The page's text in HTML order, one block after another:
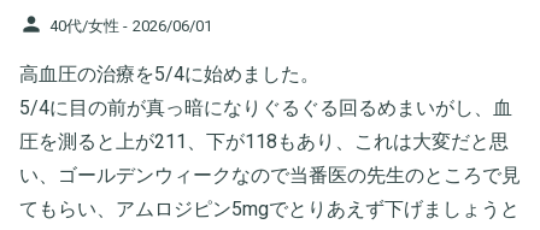
person 40代/女性 - 2026/06/01
高血圧の治療を5/4に始めました。
5/4に目の前が真っ暗になりぐるぐる回るめまいがし、血
圧を測ると上が211、下が118もあり、これは大変だと思
い、ゴールデンウィークなので当番医の先生のところで見
てもらい、アムロジピン5mgでとりあえず下げましょうと